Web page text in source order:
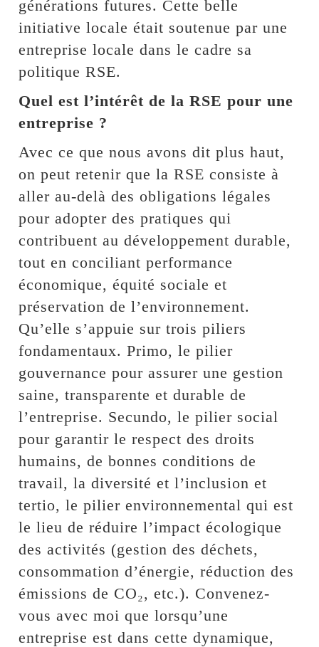
générations futures. Cette belle
initiative locale était soutenue par une
entreprise locale dans le cadre sa
politique RSE.
Quel est l’intérêt de la RSE pour une
entreprise ?
Avec ce que nous avons dit plus haut,
on peut retenir que la RSE consiste à
aller au-delà des obligations légales
pour adopter des pratiques qui
contribuent au développement durable,
tout en conciliant performance
économique, équité sociale et
préservation de l’environnement.
Qu’elle s’appuie sur trois piliers
fondamentaux. Primo, le pilier
gouvernance pour assurer une gestion
saine, transparente et durable de
l’entreprise. Secundo, le pilier social
pour garantir le respect des droits
humains, de bonnes conditions de
travail, la diversité et l’inclusion et
tertio, le pilier environnemental qui est
le lieu de réduire l’impact écologique
des activités (gestion des déchets,
consommation d’énergie, réduction des
émissions de CO₂, etc.). Convenez-
vous avec moi que lorsqu’une
entreprise est dans cette dynamique,